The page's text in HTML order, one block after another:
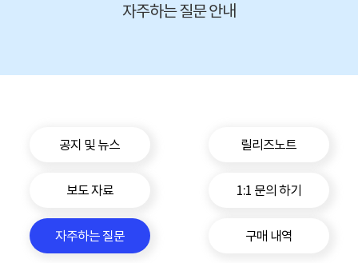
자주하는 질문 안내
공지 및 뉴스 릴리즈노트
보도 자료 1:1 문의 하기
자주하는 질문 구매 내역